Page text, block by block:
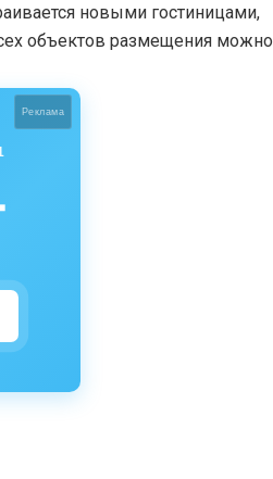
новыми гостиницами,
объектов размещения можно
Реклама